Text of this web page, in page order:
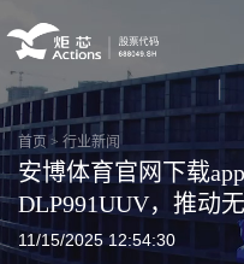
首页 > 行业新闻
安博体育官网下载
DLP991UUV，推动
11/15/2025 12:54:30